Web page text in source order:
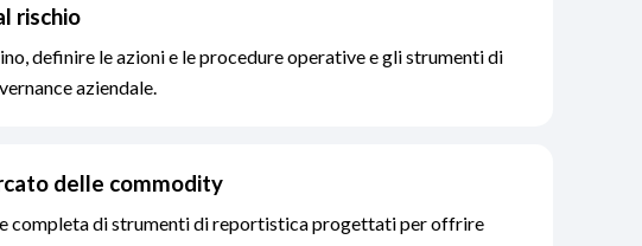
rischio
definire le azioni e le procedure operative e gli strumenti di
aziendale.
delle commodity
completa di strumenti di reportistica progettati per offrire